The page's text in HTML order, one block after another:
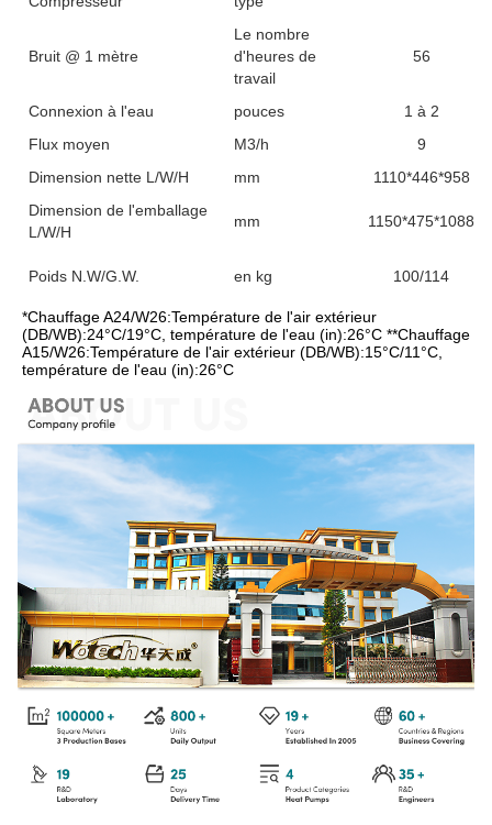
Bruit @ 1 mètre
Le nombre
d'heures de
travail
56
Connexion à l'eau pouces
1 à 2
Flux moyen
M3/h
9
Dimension nette L/W/H
mm
1110*446*958
Dimension de l'emballage
L/W/H
mm 1150*475*1088
Poids N.W/G.W. en kg 100/114
*Chauffage A24/W26:Température de l'air extérieur
(DB/WB):24°C/19°C, température de l'eau (in):26°C **Chauffage
A15/W26:Température de l'air extérieur (DB/WB):15°C/11°C,
température de l'eau (in):26°C